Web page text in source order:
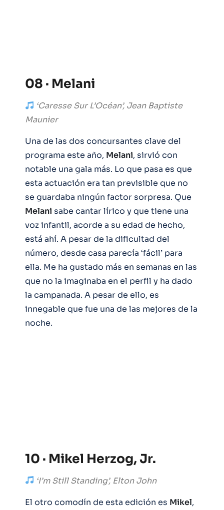
08 · Melani
‘Caresse Sur L’Océan’, Jean Baptiste
Maunier
Una de las dos concursantes clave del
programa este año, Melani, sirvió con
notable una gala más. Lo que pasa es que
esta actuación era tan previsible que no
se guardaba ningún factor sorpresa. Que
Melani sabe cantar lírico y que tiene una
voz infantil, acorde a su edad de hecho,
está ahí. A pesar de la dificultad del
número, desde casa parecía ‘fácil’ para
ella. Me ha gustado más en semanas en las
que no la imaginaba en el perfil y ha dado
la campanada. A pesar de ello, es
innegable que fue una de las mejores de la
noche.
10 · Mikel Herzog, Jr.
‘I’m Still Standing’, Elton John
El otro comodín de esta edición es Mikel,